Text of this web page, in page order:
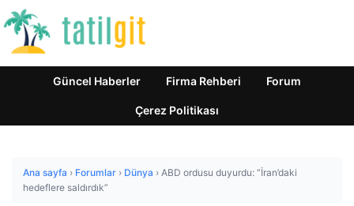
Güncel Haberler Firma Rehberi Forum
Çerez Politikası
Ana sayfa › Forumlar › Dünya › ABD ordusu duyurdu: “İran’daki
hedeflere saldırdık”